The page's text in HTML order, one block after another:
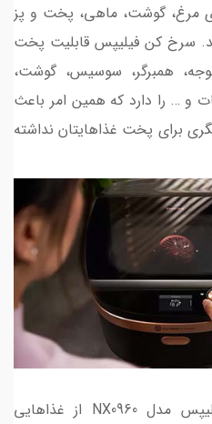
ی مرغ، گوشت، ماهی، پخت و پز
سرخ کن فیلیپس قابلیت پخت
همبرگر، سوسیس، گوشت،
… را دارد که همین امر باعث
برای پخت غذاهایتان نداشته
با استفاده از مولتی کوکر فیلیپس مدل NX0960 از غذاهایی